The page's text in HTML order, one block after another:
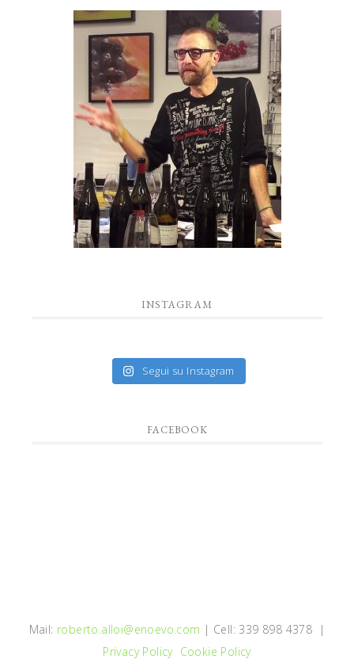
INSTAGRAM
Segui su Instagram
FACEBOOK
Mail: roberto.alloi@enoevo.com | Cell: 339 898 4378 |
Privacy Policy Cookie Policy